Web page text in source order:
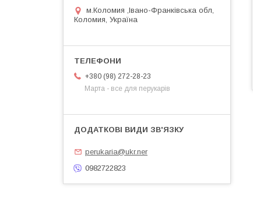
м.Коломия ,Івано-Франківська обл,
Коломия, Україна
+380 (98) 272-28-23
Марта - все для перукарів
perukaria@ukr.ner
0982722823